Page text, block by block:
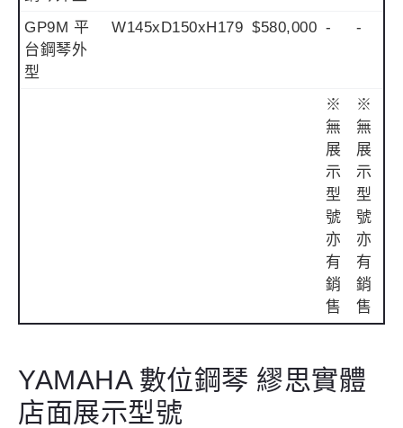
GP9M 平
台鋼琴外
型
W145xD150xH179 $580,000 - -
※
無
展
示
型
號
亦
有
銷
售
※
無
展
示
型
號
亦
有
銷
售
YAMAHA 數位鋼琴 繆思實體
店面展示型號